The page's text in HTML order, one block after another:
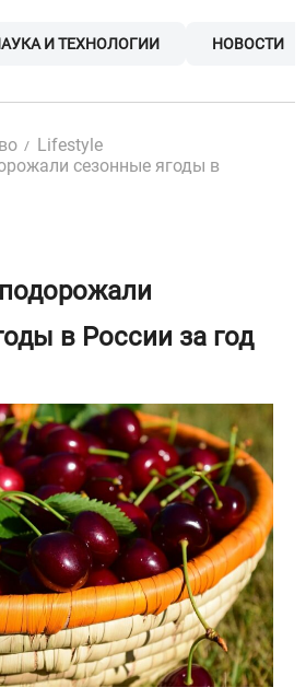
И ТЕХНОЛОГИИ НОВОСТИ
Lifestyle
сезонные ягоды в
в России за год